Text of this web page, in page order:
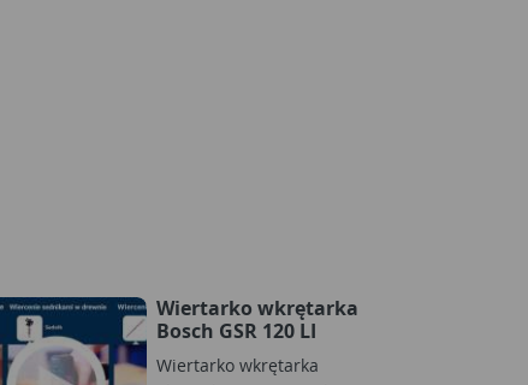
Wiertarko wkrętarka
Bosch GSR 120 LI
Wiertarko wkrętarka